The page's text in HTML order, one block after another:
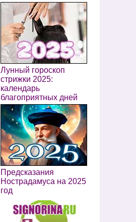
Лунный гороскоп
стрижки 2025:
календарь
благоприятных дней
Предсказания
Нострадамуса на 2025
год